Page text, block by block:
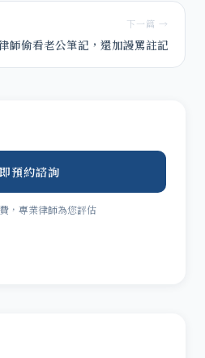
下一篇 →
師偷看老公筆記，還加謾罵註記
預約諮詢
，專業律師為您評估